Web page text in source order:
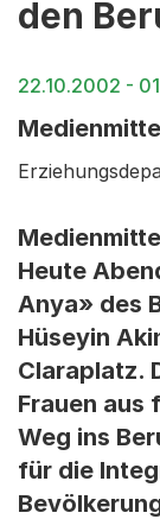
den
22.10.2002 -
Heute
Anya» des
Hüseyin
Claraplatz.
Frauen aus
Weg ins
für die